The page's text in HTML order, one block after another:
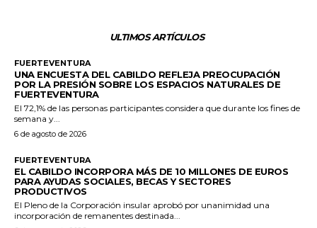
ULTIMOS ARTÍCULOS
FUERTEVENTURA
UNA ENCUESTA DEL CABILDO REFLEJA PREOCUPACIÓN
POR LA PRESIÓN SOBRE LOS ESPACIOS NATURALES DE
FUERTEVENTURA
El 72,1% de las personas participantes considera que durante los fines de
semana y...
6 de agosto de 2026
FUERTEVENTURA
EL CABILDO INCORPORA MÁS DE 10 MILLONES DE EUROS
PARA AYUDAS SOCIALES, BECAS Y SECTORES
PRODUCTIVOS
El Pleno de la Corporación insular aprobó por unanimidad una
incorporación de remanentes destinada...